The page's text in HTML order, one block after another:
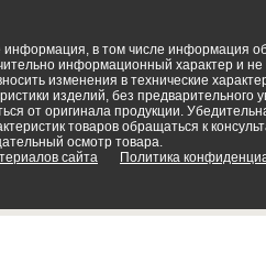
в том числе информация об
информационный характер и
изменения в технические
изделий, без
от оригинала продукции.
товаров обращаться к
осмотр товара.
сайта
Политика